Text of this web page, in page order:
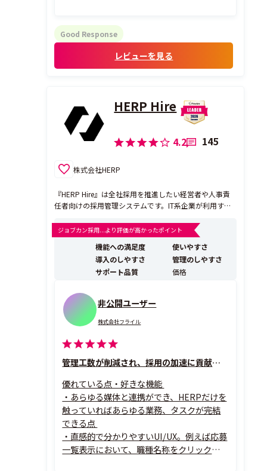
な条件提示とは異なり、候補者の経歴やビジ
ョンを深く理解したパーソナライズされた
熱いメッセージを複数人から届けることが...
Good Response
レビューを見る
HERP Hire
4.2 145
株式会社HERP
『HERP Hire』は全社採用を推進したい経営者や人事責
任者向けの採用管理システムです。IT系企業が利用する
やChatworkとの連携による現場メンバーへのスピーデ
ィーな情報共有により、現場メンバーが積極的に採用に
参画できる状態の実現をサポートします。 ...
ジョブカン採用...より評価が高かったポイント
機能への満足度
使いやすさ
導入のしやすさ
管理のしやすさ
サポート品質
価格
非公開ユーザー
株式会社フライル
管理工数が削減され、採用の加速に貢献してくれています
優れている点・好きな機能
・あらゆる媒体と連携ができ、HERPだけを
触っていればあらゆる業務、タスクが完結
できる点
・直感的で分かりやすいUI/UX。例えば応募
一覧表示において、職種名称をクリックする